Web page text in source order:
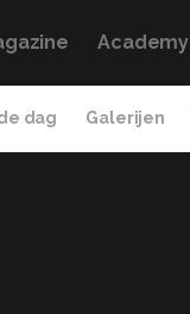
Academy
dag Galerijen